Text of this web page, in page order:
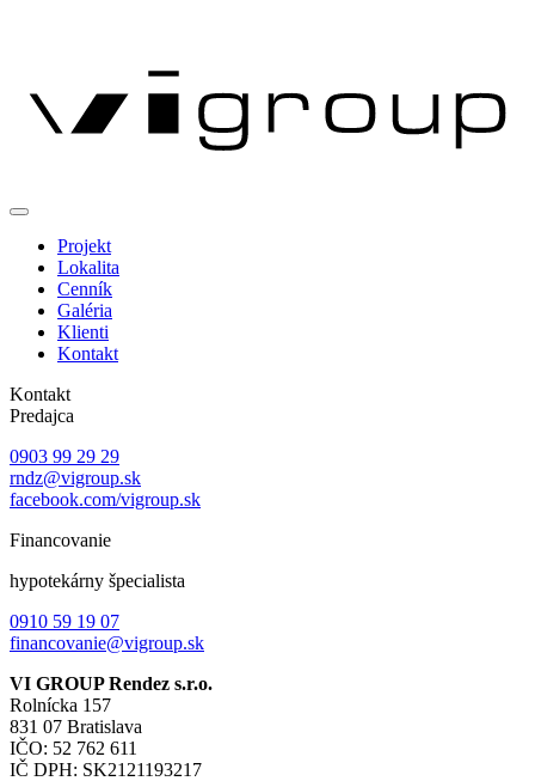
Projekt
Lokalita
Cenník
Galéria
Klienti
Kontakt
Kontakt
Predajca
0903 99 29 29
rndz@vigroup.sk
facebook.com/vigroup.sk
Financovanie
hypotekárny špecialista
0910 59 19 07
financovanie@vigroup.sk
VI GROUP Rendez s.r.o.
Rolnícka 157
831 07 Bratislava
IČO: 52 762 611
IČ DPH: SK2121193217